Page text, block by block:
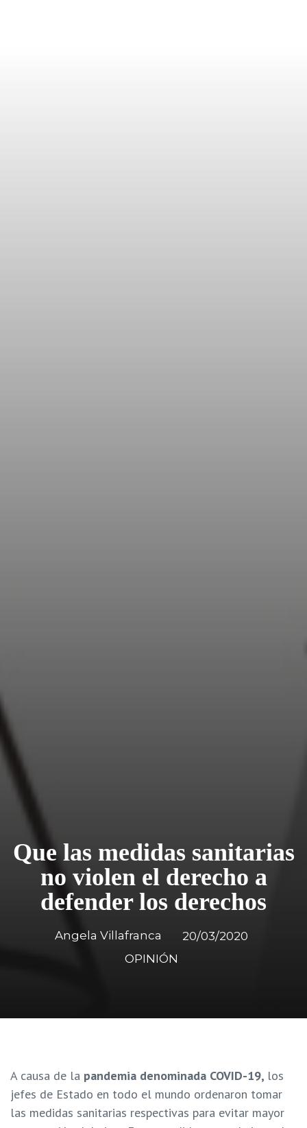
Que las medidas sanitarias
no violen el derecho a
defender los derechos
Angela Villafranca 20/03/2020
OPINIÓN
A causa de la pandemia denominada COVID-19, los
jefes de Estado en todo el mundo ordenaron tomar
las medidas sanitarias respectivas para evitar mayor